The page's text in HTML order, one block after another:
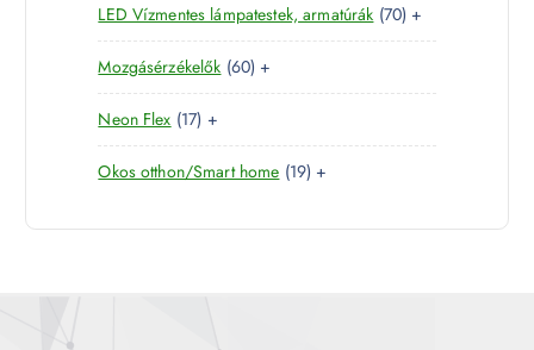
k
m
é
r
m
é
k
t
e
r
m
k
LED Vízmentes lámpatestek, armatúrák 707
0
e
m
+
Mozgásérzékelők 606
0
e
r
é
+
Neon Flex 171
7
t
r
+
Okos otthon/Smart home 191
t
+